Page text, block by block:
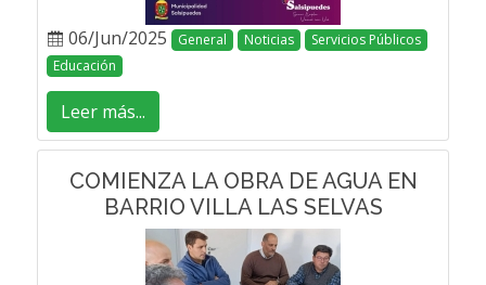
06/Jun/2025 General Noticias
Servicios Públicos
Educación
Leer más...
COMIENZA LA OBRA DE AGUA EN
BARRIO VILLA LAS SELVAS